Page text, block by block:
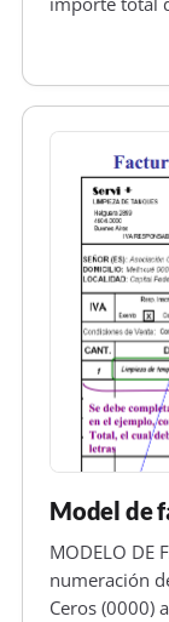
sujeta la
entrega de
Model de
MODELO DE
numeración
Ceros (0000)